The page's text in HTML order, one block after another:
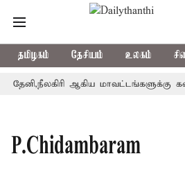
தமிழகம் தேசியம் உலகம்
ஆகிய மாவட்டங்களுக்கு
P.Chidambaram